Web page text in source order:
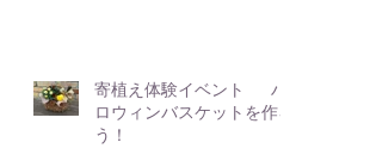
寄植え体験イベント ハ
ロウィンバスケットを作ろ
う！